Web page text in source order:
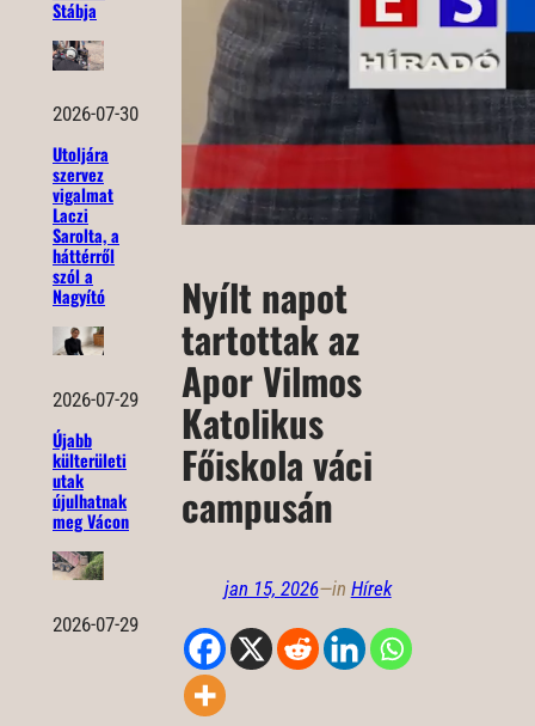
Stábja
2026-07-30
Utoljára
szervez
vigalmat
Laczi
Sarolta, a
háttérről
szól a
Nagyító
2026-07-29
Újabb
külterületi
utak
újulhatnak
meg Vácon
2026-07-29
Nyílt napot
tartottak az
Apor Vilmos
Katolikus
Főiskola váci
campusán
jan 15, 2026—in Hírek